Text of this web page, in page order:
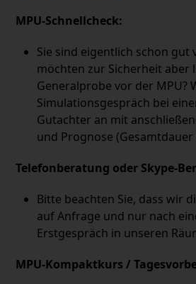
MPU-Schnellcheck:
Sie sind eigentlich schon gut
möchten zur Sicherheit aber
Generalprobe vor der MPU?
Simulationsgespräch bei
Gutachter an mit
und Prognose (Gesamtdauer
Telefonberatung oder Skype-
Bitte beachten Sie, dass wir
auf Anfrage und nur nach
Erstgespräch in unseren
MPU-Kompaktkurs /